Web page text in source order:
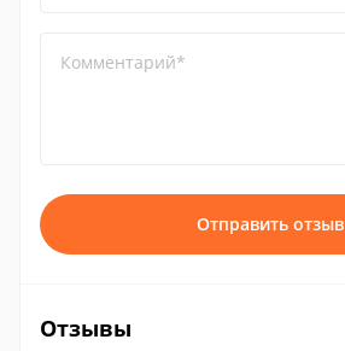
Комментарий*
Отправить отзыв
Отзывы